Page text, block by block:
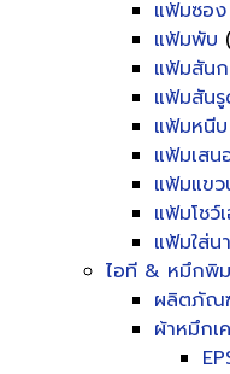
แฟ้มซอ
แฟ้มพับ
แฟ้มสัน
แฟ้มสัน
แฟ้มหนีบ
แฟ้มเสน
แฟ้มแขว
แฟ้มโชว์
แฟ้มใส่น
ไอที & หมึกพิ
ผลิตภัณ
ผ้าหมึก